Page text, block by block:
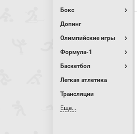
Бокс
Допинг
Олимпийские игры
Формула-1
Баскетбол
Легкая атлетика
Трансляции
Еще...